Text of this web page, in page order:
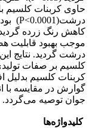
حاوی کربنات کلسیم با
کاهش رنگ زرده
موجب بهبود قابلیت
درشت گردید. نتایج
کلسیم بر صفات
کربنات کلسیم بدلیل
جوان توصیه می‌گردد.
کلیدواژه‌ها